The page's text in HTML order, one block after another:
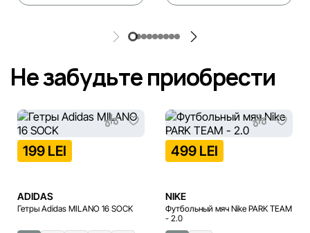
Не забудьте приобрести
199 LEI
ADIDAS
Гетры Adidas MILANO 16 SOCK
499 LEI
NIKE
Футбольный мяч Nike PARK TEAM
- 2.0